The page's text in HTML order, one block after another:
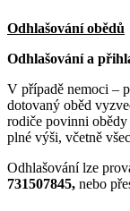
Odhlašování obědů
Odhlašování a
V případě nemoci –
dotovaný oběd
rodiče povinni
plné výši, včetně
Odhlašování lze
731507845, nebo